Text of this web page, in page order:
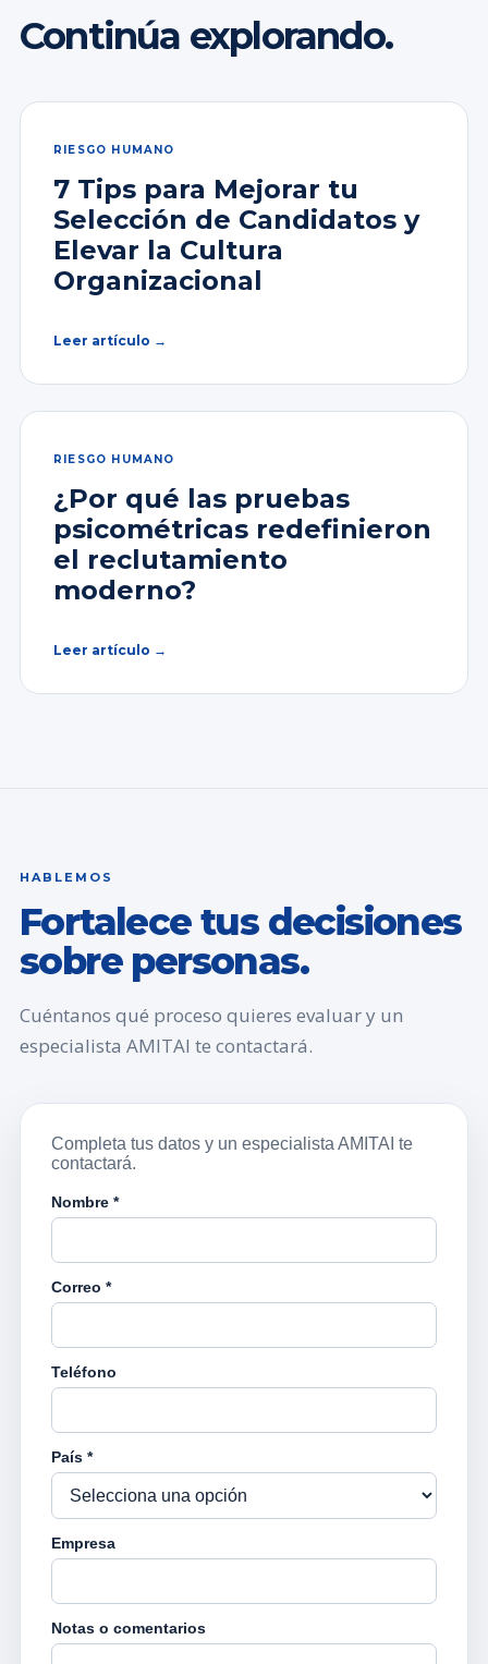
Continúa explorando.
RIESGO HUMANO
7 Tips para Mejorar tu
Selección de Candidatos y
Elevar la Cultura
Organizacional
Leer artículo →
RIESGO HUMANO
¿Por qué las pruebas
psicométricas redefinieron
el reclutamiento
moderno?
Leer artículo →
HABLEMOS
Fortalece tus decisiones
sobre personas.
Cuéntanos qué proceso quieres evaluar y un
especialista AMITAI te contactará.